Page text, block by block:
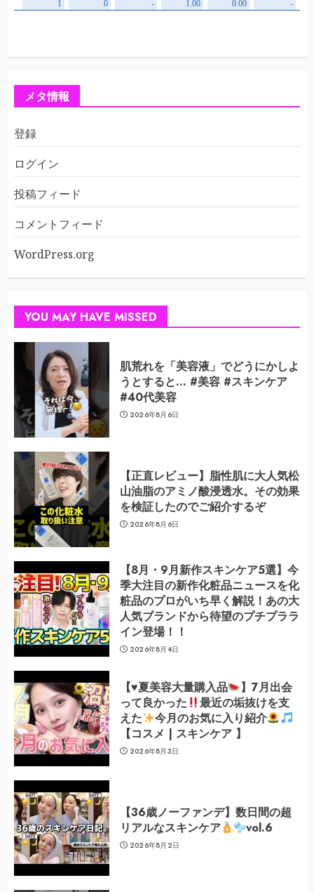
メタ情報
登録
ログイン
投稿フィード
コメントフィード
WordPress.org
YOU MAY HAVE MISSED
肌荒れを「美容液」でどうにかしよ
うとすると… #美容 #スキンケア
#40代美容
2026年8月6日
【正直レビュー】脂性肌に大人気松
山油脂のアミノ酸浸透水。その効果
を検証したのでご紹介するぞ
2026年8月6日
【8月・9月新作スキンケア5選】今
季大注目の新作化粧品ニュースを化
粧品のプロがいち早く解説！あの大
人気ブランドから待望のプチプララ
イン登場！！
2026年8月4日
【♥️夏美容大量購入品
】7月出会
って良かった
最近の垢抜けを支
えた
今月のお気に入り紹介
【コスメ | スキンケア 】
2026年8月3日
【36歳ノーファンデ】数日間の超
リアルなスキンケア
vol.6
2026年8月2日